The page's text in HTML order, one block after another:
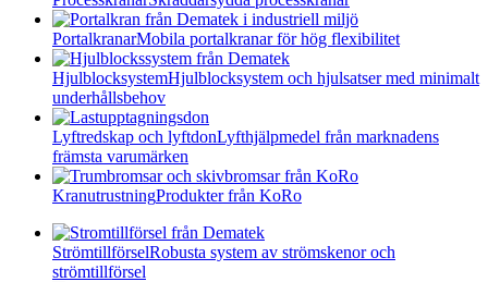
PortalkranarMobila portalkranar för hög flexibilitet
HjulblocksystemHjulblocksystem och hjulsatser med minimalt
underhållsbehov
Lyftredskap och lyftdonLyfthjälpmedel från marknadens
främsta varumärken
KranutrustningProdukter från KoRo
StrömtillförselRobusta system av strömskenor och
strömtillförsel